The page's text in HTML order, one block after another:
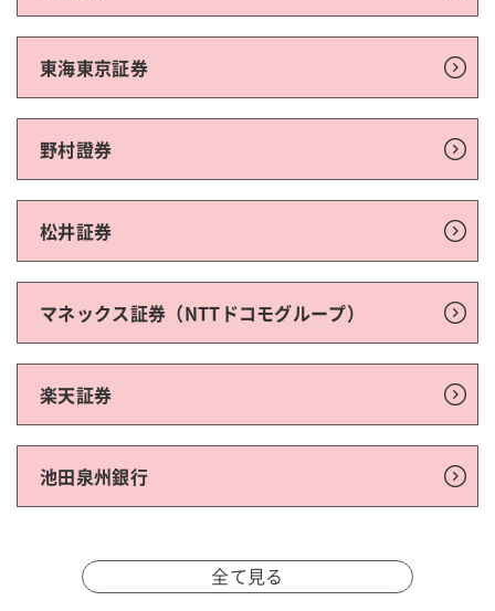
東海東京証券
野村證券
松井証券
マネックス証券（NTTドコモグループ）
楽天証券
池田泉州銀行
全て見る